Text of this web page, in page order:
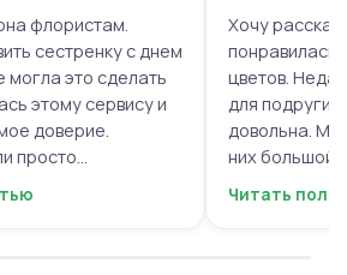
флористам.
сестренку с днем
могла это сделать
этому сервису и
доверие.
просто
цветочную
Все заботливо
Хочу
понравилась
цветов.
для подруги,
довольна.
них большой
композиций,
Читать